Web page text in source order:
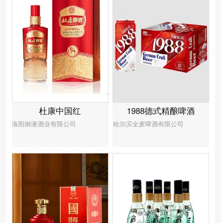
杜康中国红
洛阳御液酒业有限公司
1988德式精酿啤酒
哈尔滨全麦啤酒有限公司